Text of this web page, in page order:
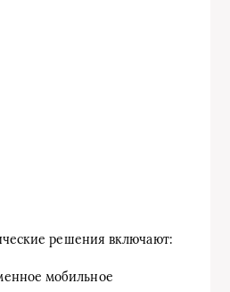
решения включают:
мобильное